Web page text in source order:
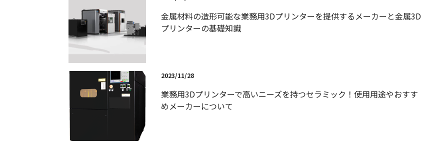
金属材料の造形可能な業務用3Dプリンターを提供するメーカーと金属3D
プリンターの基礎知識
2023/11/28
業務用3Dプリンターで高いニーズを持つセラミック！使用用途やおすす
めメーカーについて